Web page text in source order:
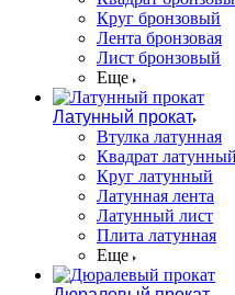
Круг бронзовый
Лента бронзовая
Лист бронзовый
Еще
Латунный прокат
Втулка латунная
Квадрат латунный
Круг латунный
Латунная лента
Латунный лист
Плита латунная
Еще